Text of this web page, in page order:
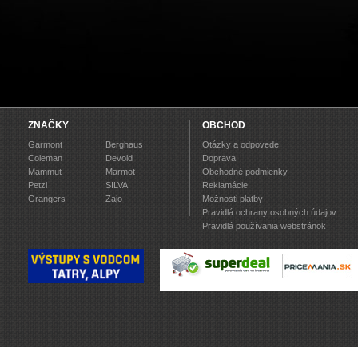
ZNAČKY
Garmont
Berghaus
Coleman
Devold
Mammut
Marmot
Petzl
SILVA
Grangers
Zajo
OBCHOD
Otázky a odpovede
Doprava
Obchodné podmienky
Reklamácie
Možnosti platby
Pravidlá ochrany osobných údajov
Pravidlá používania webstránok